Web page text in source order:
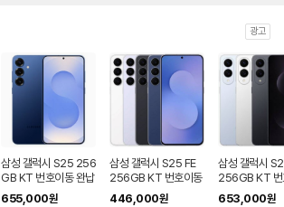
광고
삼성 갤럭시 S25 256
GB KT 번호이동 완납
80요금제
655,000원
삼성 갤럭시 S25 FE
256GB KT 번호이동
공시지원 완납
446,000원
삼성 갤럭시
256GB KT 번
완납 80요금제
653,000원